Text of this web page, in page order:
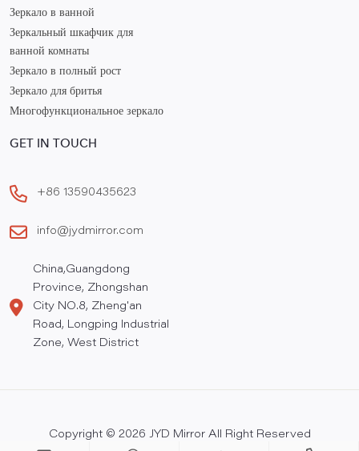
Зеркало в ванной
Зеркальный шкафчик для
ванной комнаты
Зеркало в полный рост
Зеркало для бритья
Многофункциональное зеркало
GET IN TOUCH
+86 13590435623
info@jydmirror.com
China,Guangdong
Province, Zhongshan
City NO.8, Zheng'an
Road, Longping Industrial
Zone, West District
Copyright © 2026 JYD Mirror All Right Reserved